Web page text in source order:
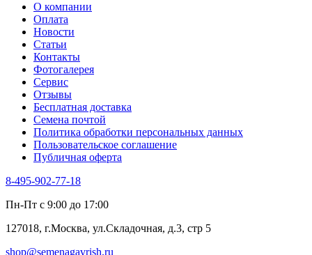
О компании
Оплата
Новости
Статьи
Контакты
Фотогалерея​
Сервис
Отзывы
Бесплатная доставка
Семена почтой
Политика обработки персональных данных
Пользовательское соглашение
Публичная оферта
8-495-902-77-18
Пн-Пт с 9:00 до 17:00
127018, г.Москва, ул.Складочная, д.3, стр 5
shop@semenagavrish.ru